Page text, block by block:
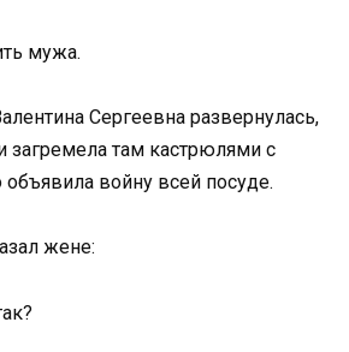
мужа.
Сергеевна развернулась,
загремела там кастрюлями с
объявила войну всей посуде.
жене: